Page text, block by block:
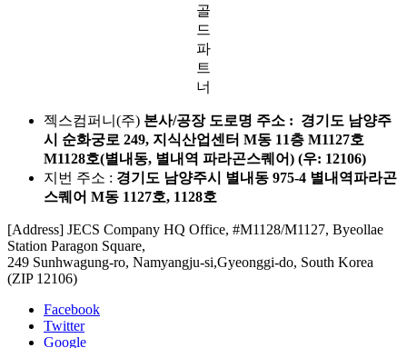
골
드
파
트
너
젝스컴퍼니(주) 본사/공장 도로명 주소 : 경기도 남양주
시 순화궁로 249, 지식산업센터 M동 11층 M1127호
M1128호(별내동, 별내역 파라곤스퀘어) (우: 12106)
지번 주소 : 경기도 남양주시 별내동 975-4 별내역파라곤
스퀘어 M동 1127호, 1128호
[Address] JECS Company HQ Office, #M1128/M1127, Byeollae
Station Paragon Square,
249 Sunhwagung-ro, Namyangju-si,Gyeonggi-do, South Korea
(ZIP 12106)
Facebook
Twitter
Google